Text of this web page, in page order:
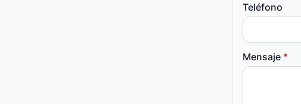
Teléfono
Mensaje *